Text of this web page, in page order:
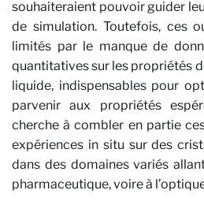
souhaiteraient pouvoir guider
de simulation. Toutefois, ces
limités par le manque de
quantitatives sur les propriétés
liquide, indispensables pour
parvenir aux propriétés
cherche à combler en partie
expériences in situ sur des
dans des domaines variés
pharmaceutique, voire à